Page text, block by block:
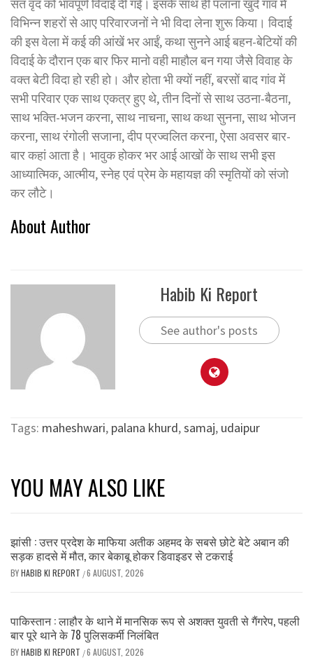
संत वृंद को भावपूर्ण विदाई दी गई। इसके साथ ही पलाना खुर्द गांव में
विभिन्न शहरों से आए परिवारजनों ने भी विदा लेना शुरू किया। विदाई
की इस वेला में कई की आंखें भर आईं, कथा सुनने आई बहन-बेटियों की
विदाई के दौरान एक बार फिर मानो वही माहौल बन गया जैसे विवाह के
वक्त बेटी विदा हो रही हो। और होता भी क्यों नहीं, बरसों बाद गांव में
सभी परिवार एक साथ एकत्र हुए थे, तीन दिनों से साथ उठना-बैठना,
साथ भक्ति-भजन करना, साथ नाचना, साथ कथा सुनना, साथ भोजन
करना, साथ रंगोली सजाना, दीप प्रज्वलित करना, ऐसा अवसर बार-
बार कहां आता है। भावुक होकर भर आई आखों के साथ सभी इस
आध्यात्मिक, आत्मीय, स्नेह एवं प्रेम के महायज्ञ की स्मृतियों को संजो
कर लौटे।
About Author
Habib Ki Report
See author's posts
Tags: maheshwari, palana khurd,samaj, udaipur
YOU MAY ALSO LIKE
झांसी : उत्तर प्रदेश के माफिया अतीक अहमद के सबसे छोटे बेटे अबान की
सड़क हादसे में मौत, कार बेकाबू होकर डिवाइडर से टकराई
BYHABIB KI REPORT /6 AUGUST, 2026
पाकिस्तान : लाहौर के थाने में मानसिक रूप से अशक्त युवती से गैंगरेप, पहली
बार पूरे थाने के 78 पुलिसकर्मी निलंबित
BYHABIB KI REPORT /6 AUGUST, 2026